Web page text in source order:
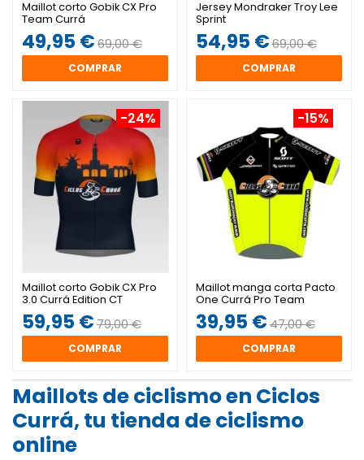
Maillot corto Gobik CX Pro
Team Currá
49,95 €69,00 €
COMPRAR
Jersey Mondraker Troy Lee
Sprint
54,95 €69,00 €
COMPRAR
-24%
Maillot corto Gobik CX Pro
3.0 Currá Edition CT
59,95 €79,00 €
COMPRAR
-15%
Maillot manga corta Pacto
One Currá Pro Team
39,95 €47,00 €
COMPRAR
Maillots de ciclismo en Ciclos
Currá, tu tienda de ciclismo
online